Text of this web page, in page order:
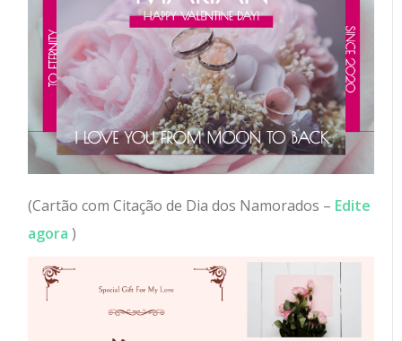
(Cartão com Citação de Dia dos Namorados – Edite
agora )